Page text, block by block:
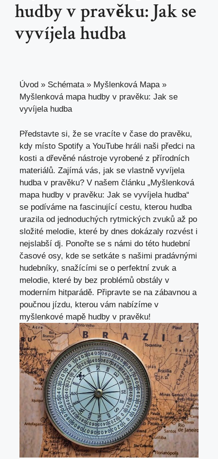
hudby v pravěku: Jak se
vyvíjela hudba
Úvod » Schémata» Myšlenková Mapa»
Myšlenková mapa hudby v pravěku: Jak se
vyvíjela hudba
Představte si, že se ​vracíte v⁢ čase do ‌pravěku,
⁤kdy místo Spotify a ⁤YouTube hráli naši předci na ​
kosti a dřevěné nástroje vyrobené z přírodních
materiálů. ‍Zajímá vás, jak se vlastně vyvíjela ​
hudba v pravěku? V našem článku „Myšlenková
mapa hudby v pravěku: ⁣Jak se vyvíjela hudba“
se podíváme na fascinující cestu, kterou hudba
urazila⁢ od jednoduchých rytmických zvuků až po
složité melodie, které by dnes dokázaly rozvést ⁢i
⁤nejslabší dj. Ponořte se s námi do ​této hudební
časové⁤ osy, kde se setkáte s našimi pradávnými
hudebníky, snažícími se o perfektní zvuk a
melodie, které by bez problémů obstály v
moderním hitparádě. Připravte⁣ se‍ na zábavnou a
poučnou ⁣jízdu, ‌kterou vám nabízíme v
myšlenkové mapě hudby ​v pravěku!